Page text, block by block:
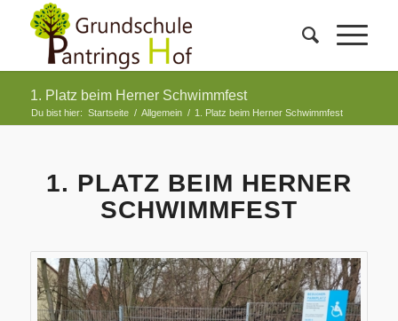
1. Platz beim Herner Schwimmfest
Du bist hier: Startseite / Allgemein / 1. Platz beim Herner Schwimmfest
1. PLATZ BEIM HERNER
SCHWIMMFEST